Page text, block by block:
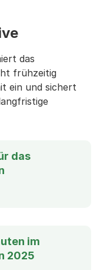
das
frühzeitig
ein und sichert
das
im
2025